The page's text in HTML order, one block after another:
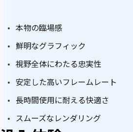
本物の臨場感
鮮明なグラフィック
視野全体にわたる忠実性
安定した高いフレームレート
長時間使用に耐える快適さ
スムーズなレンダリング